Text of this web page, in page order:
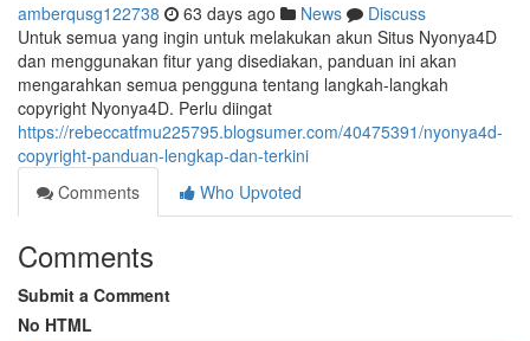
amberqusg122738 63 days ago News
Discuss
Untuk semua yang ingin untuk melakukan akun Situs Nyonya4D
dan menggunakan fitur yang disediakan, panduan ini akan
mengarahkan semua pengguna tentang langkah-langkah
copyright Nyonya4D. Perlu diingat
https://rebeccatfmu225795.blogsumer.com/40475391/nyonya4d-
copyright-panduan-lengkap-dan-terkini
Comments
Who Upvoted
Comments
Submit a Comment
No HTML